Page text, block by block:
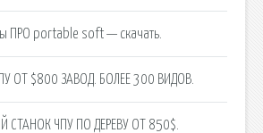
ПРО portable soft — скачать.
ОТ $800 ЗАВОД. БОЛЕЕ 300 ВИДОВ.
СТАНОК ЧПУ ПО ДЕРЕВУ ОТ 850$.